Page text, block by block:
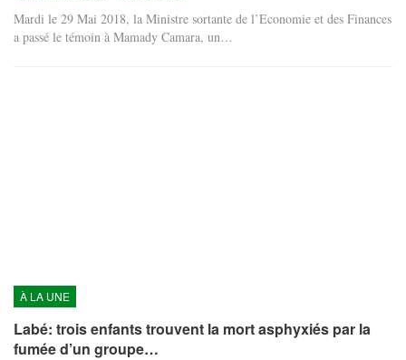
Mardi le 29 Mai 2018, la Ministre sortante de l’Economie et des Finances
a passé le témoin à Mamady Camara, un…
À LA UNE
Labé: trois enfants trouvent la mort asphyxiés par la
fumée d’un groupe…